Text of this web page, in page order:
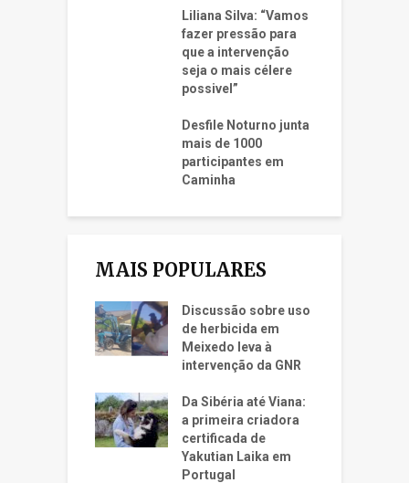
Liliana Silva: “Vamos
fazer pressão para
que a intervenção
seja o mais célere
possivel”
Desfile Noturno junta
mais de 1000
participantes em
Caminha
MAIS POPULARES
Discussão sobre uso
de herbicida em
Meixedo leva à
intervenção da GNR
Da Sibéria até Viana:
a primeira criadora
certificada de
Yakutian Laika em
Portugal